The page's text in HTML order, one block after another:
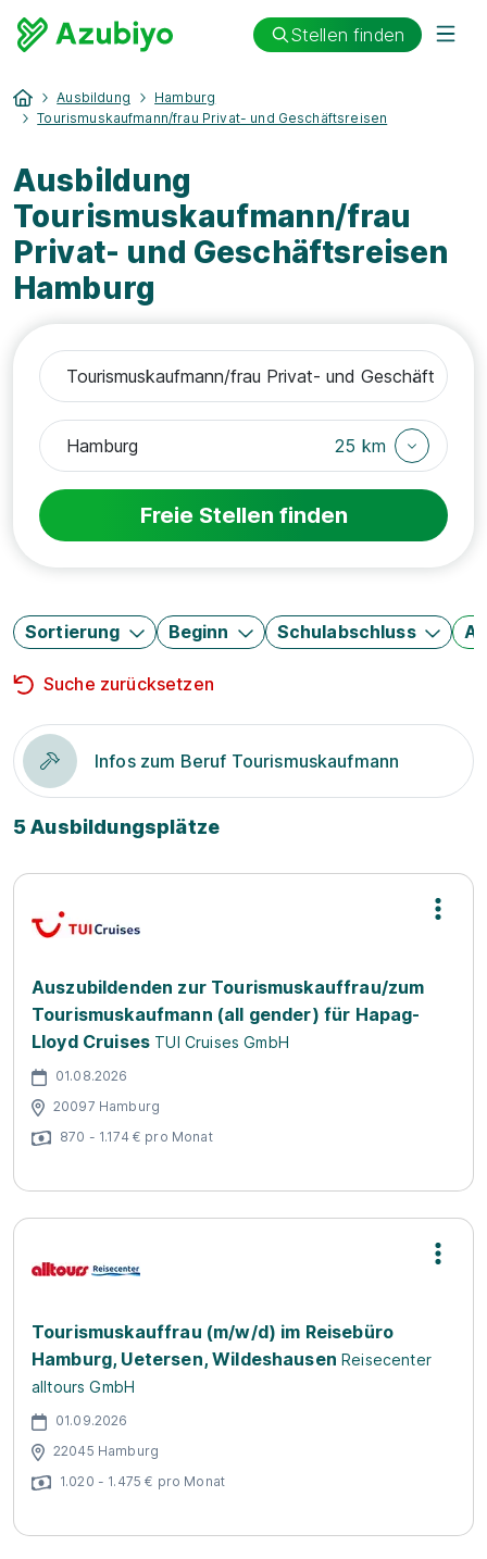
Stellen finden
Ausbildung
Hamburg
Tourismuskaufmann/frau Privat- und Geschäftsreisen
Ausbildung
Tourismuskaufmann/frau
Privat- und Geschäftsreisen
Hamburg
25 km
Freie Stellen finden
Sortierung Beginn Schulabschluss
Suche zurücksetzen
Infos zum Beruf Tourismuskaufmann
5 Ausbildungsplätze
Auszubildenden zur Tourismuskauffrau/zum
Tourismuskaufmann (all gender) für Hapag-
Lloyd Cruises TUI Cruises GmbH
01.08.2026
20097 Hamburg
870 - 1.174 € pro Monat
Tourismuskauffrau (m/w/d) im Reisebüro
Hamburg, Uetersen, Wildeshausen Reisecenter
alltours GmbH
01.09.2026
22045 Hamburg
1.020 - 1.475 € pro Monat